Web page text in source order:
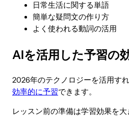
日常生活に関する単語
簡単な疑問文の作り方
よく使われる動詞の活用
AIを活用した予習の
2026年のテクノロジーを活用すれ
効率的に予習できます。
レッスン前の準備は学習効果を